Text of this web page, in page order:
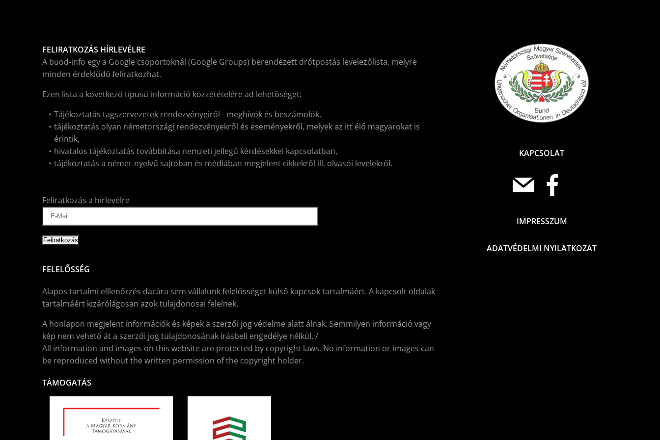
FELIRATKOZÁS HÍRLEVÉLRE
A buod-info egy a Google csoportoknál (Google Groups) berendezett drótpostás levelezőlista, melyre
minden érdeklődő feliratkozhat.
Ezen lista a következő típusú információ közzétételére ad lehetőséget:
Tájékoztatás tagszervezetek rendezvényeiről - meghívók és beszámolók,
tájékoztatás olyan németországi rendezvényekről és eseményekről, melyek az itt élő magyarokat is
érintik,
hivatalos tájékoztatás továbbítása nemzeti jellegű kérdésekkel kapcsolatban,
tájékoztatás a német-nyelvű sajtóban és médiában megjelent cikkekről ill. olvasói levelekről.
Feliratkozás a hírlevélre
FELELŐSSÉG
Alapos tartalmi elllenőrzés dacára sem vállalunk felelősséget külső kapcsok tartalmáért. A kapcsolt oldalak
tartalmáért kizárólágosan azok tulajdonosai felelnek.
A honlapon megjelent információk és képek a szerzői jog védelme alatt álnak. Semmilyen információ vagy
kép nem vehető át a szerzői jog tulajdonosának írásbeli engedélye nélkül. /
All information and images on this website are protected by copyright laws. No information or images can
be reproduced without the written permission of the copyright holder.
TÁMOGATÁS
KAPCSOLAT
IMPRESSZUM
ADATVÉDELMI NYILATKOZAT